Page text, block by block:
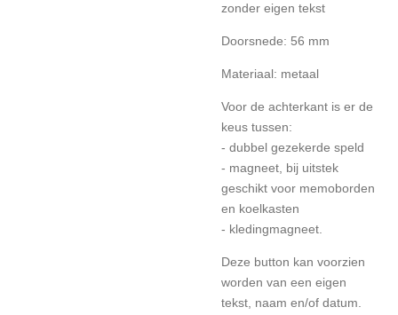
zonder eigen tekst
Doorsnede: 56 mm
Materiaal: metaal
Voor de achterkant is er de
keus tussen:
- dubbel gezekerde speld
- magneet, bij uitstek
geschikt voor memoborden
en koelkasten
- kledingmagneet.
Deze button kan voorzien
worden van een eigen
tekst, naam en/of datum.